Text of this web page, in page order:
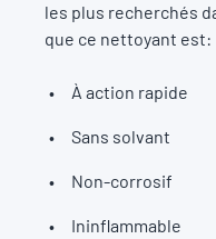
les plus recherchés
que ce nettoyant est:
À action rapide
Sans solvant
Non-corrosif
Ininflammable